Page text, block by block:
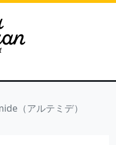
（アルテミデ）